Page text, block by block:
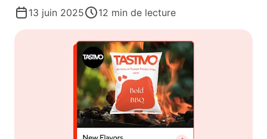
13 juin 2025
12 min de lecture